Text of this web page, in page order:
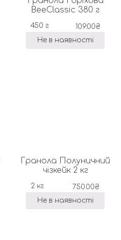
BeeClassic 380 г
450 г 109.00₴
Не в наявності
Гранола Полуничний
чізкейк 2 кг
2 кг 750.00₴
Не в наявності